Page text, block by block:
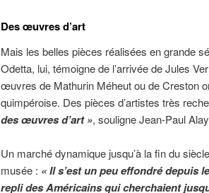
Des œuvres d’art
Mais les belles pièces réalisées en grande
Odetta, lui, témoigne de l’arrivée de Jules
œuvres de Mathurin Méheut ou de Creston
quimpéroise. Des pièces d’artistes très
des œuvres d’art », souligne Jean-Paul
Un marché dynamique jusqu’à la fin du
musée : « Il s’est un peu effondré depuis
repli des Américains qui cherchaient